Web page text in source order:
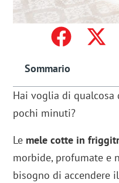
Sommario
Hai voglia di
pochi minuti?
Le mele cotte in
morbide, profumate e
bisogno di accendere